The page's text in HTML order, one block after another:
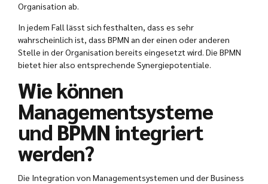
Organisation ab.
In jedem Fall lässt sich festhalten, dass es sehr
wahrscheinlich ist, dass BPMN an der einen oder anderen
Stelle in der Organisation bereits eingesetzt wird. Die BPMN
bietet hier also entsprechende Synergiepotentiale.
Wie können
Managementsysteme
und BPMN integriert
werden?
Die Integration von Managementsystemen und der Business